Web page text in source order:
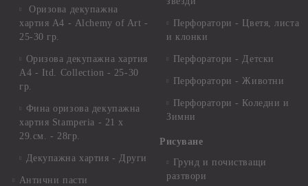
Оризова декупажна
хартия А4 - Alchemy of Art -
25-30 гр.
Оризова декупажна хартия
А4 - Itd. Collection - 25-30
гр.
Фина оризова декупажна
хартия Stamperia - 21 х
29.см. - 28гр.
Декупажна хартия - Други
Антични пасти
Перфоратори - Цветя, листа
и клонки
Перфоратори - Детски
Перфоратори - Животни
Перфоратори - Коледни и
Зимни
Рисуване
Грунд и почистващи
разтвори